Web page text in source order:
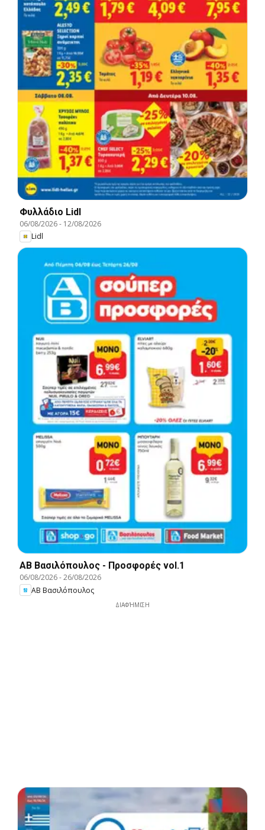
Φυλλάδιο Lidl
06/08/2026- 12/08/2026
Lidl
ΑΒ Βασιλόπουλος - Προσφορές vol.1
06/08/2026-26/08/2026
ΑΒ Βασιλόπουλος
ΔΙΑΦΉΜΙΣΗ